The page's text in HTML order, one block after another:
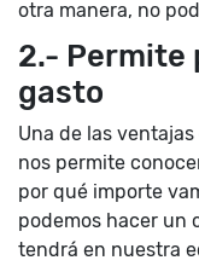
otra manera, no
2.- Permite
gasto
Una de las
nos permite
por qué importe
podemos hacer un
tendrá en nuestra